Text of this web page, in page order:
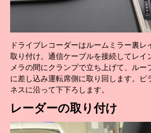
ドライブレコーダーはルームミラー裏レ
取り付け。通信ケーブルを接続してレイ
メラの間にクランプで立ち上げて、ルー
に差し込み運転席側に取り回します。ピ
ネスに沿って下下ろします。
レーダーの取り付け